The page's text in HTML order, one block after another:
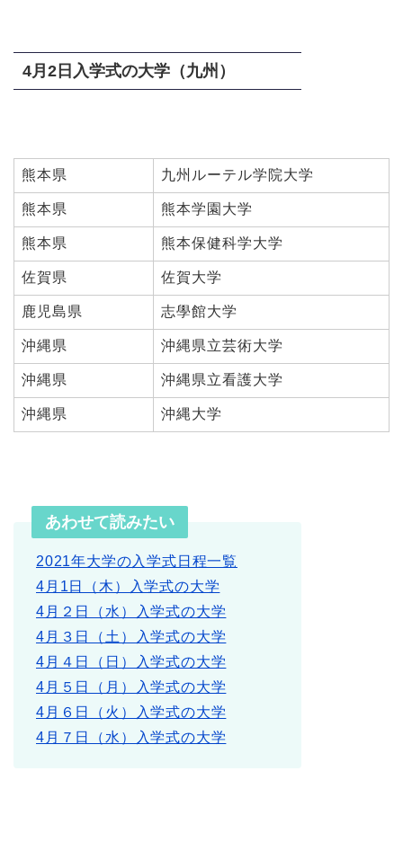
4月2日入学式の大学（九州）
熊本県 九州ルーテル学院大学
熊本県 熊本学園大学
熊本県 熊本保健科学大学
佐賀県 佐賀大学
鹿児島県 志學館大学
沖縄県 沖縄県立芸術大学
沖縄県 沖縄県立看護大学
沖縄県 沖縄大学
あわせて読みたい
2021年大学の入学式日程一覧
4月1日（木）入学式の大学
4月２日（水）入学式の大学
4月３日（土）入学式の大学
4月４日（日）入学式の大学
4月５日（月）入学式の大学
4月６日（火）入学式の大学
4月７日（水）入学式の大学